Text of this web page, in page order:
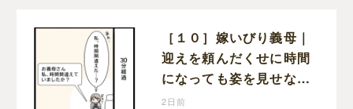
［１０］嫁いびり義母｜
迎えを頼んだくせに時間
になっても姿を見せない
義母。返信すらなく不安
2日前